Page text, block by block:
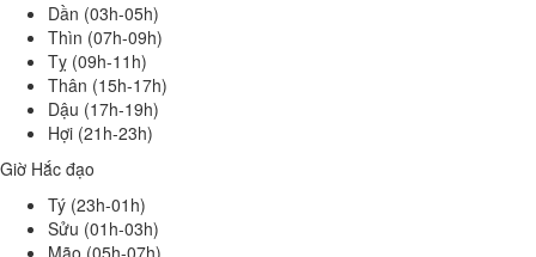
Dần (03h-05h)
Thìn (07h-09h)
Tỵ (09h-11h)
Thân (15h-17h)
Dậu (17h-19h)
Hợi (21h-23h)
Giờ Hắc đạo
Tý (23h-01h)
Sửu (01h-03h)
Mão (05h-07h)